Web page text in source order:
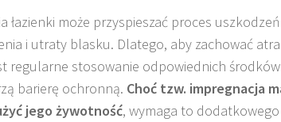
łazienki może przyspieszać proces
i utraty blasku. Dlatego, aby zachować
regularne stosowanie odpowiednich środków
barierę ochronną. Choć tzw. impregnacja
jego żywotność, wymaga to dodatkowego